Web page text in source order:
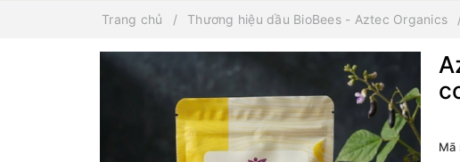
Trang chủ Thương hiệu dầu BioBees - Aztec Organics
Mã